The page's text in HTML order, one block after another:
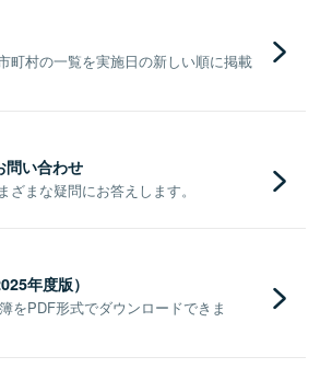
町村の一覧を実施日の新しい順に掲載
問い合わせ
ざまな疑問にお答えします。
年度版）
をPDF形式でダウンロードできま